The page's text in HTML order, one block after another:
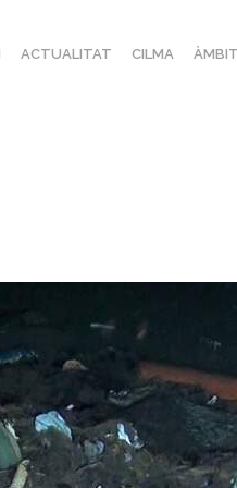
ACTUALITAT CILMA